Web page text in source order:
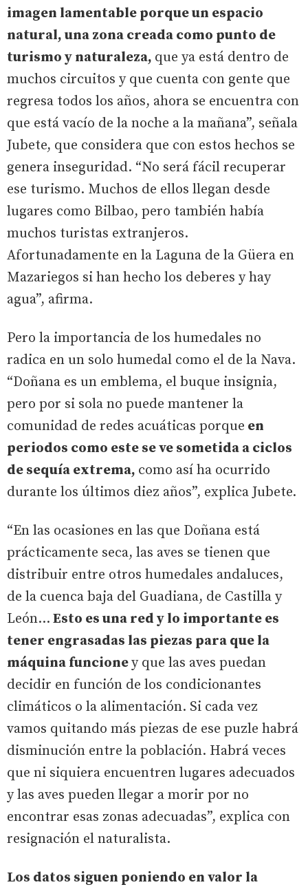
imagen lamentable porque un espacio
natural, una zona creada como punto de
turismo y naturaleza, que ya está dentro de
muchos circuitos y que cuenta con gente que
regresa todos los años, ahora se encuentra con
que está vacío de la noche a la mañana”, señala
Jubete, que considera que con estos hechos se
genera inseguridad. “No será fácil recuperar
ese turismo. Muchos de ellos llegan desde
lugares como Bilbao, pero también había
muchos turistas extranjeros.
Afortunadamente en la Laguna de la Güera en
Mazariegos si han hecho los deberes y hay
agua”, afirma.
Pero la importancia de los humedales no
radica en un solo humedal como el de la Nava.
“Doñana es un emblema, el buque insignia,
pero por si sola no puede mantener la
comunidad de redes acuáticas porque en
periodos como este se ve sometida a ciclos
de sequía extrema, como así ha ocurrido
durante los últimos diez años”, explica Jubete.
“En las ocasiones en las que Doñana está
prácticamente seca, las aves se tienen que
distribuir entre otros humedales andaluces,
de la cuenca baja del Guadiana, de Castilla y
León… Esto es una red y lo importante es
tener engrasadas las piezas para que la
máquina funcioney que las aves puedan
decidir en función de los condicionantes
climáticos o la alimentación. Si cada vez
vamos quitando más piezas de ese puzle habrá
disminución entre la población. Habrá veces
que ni siquiera encuentren lugares adecuados
y las aves pueden llegar a morir por no
encontrar esas zonas adecuadas”, explica con
resignación el naturalista.
Los datos siguen poniendo en valor la